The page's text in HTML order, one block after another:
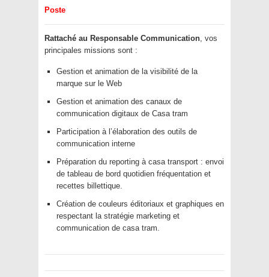
Poste
Rattaché au Responsable Communication, vos
principales missions sont :
Gestion et animation de la visibilité de la
marque sur le Web
Gestion et animation des canaux de
communication digitaux de Casa tram
Participation à l’élaboration des outils de
communication interne
Préparation du reporting à casa transport : envoi
de tableau de bord quotidien fréquentation et
recettes billettique.
Création de couleurs éditoriaux et graphiques en
respectant la stratégie marketing et
communication de casa tram.